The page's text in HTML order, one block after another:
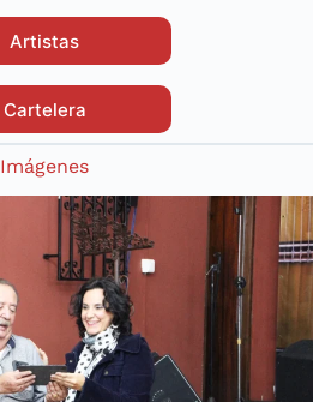
Artistas
Cartelera
Imágenes